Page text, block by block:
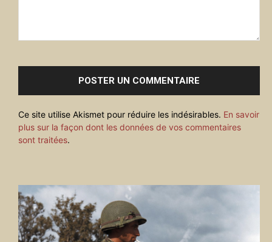
Ce site utilise Akismet pour réduire les indésirables. En savoir
plus sur la façon dont les données de vos commentaires
sont traitées.